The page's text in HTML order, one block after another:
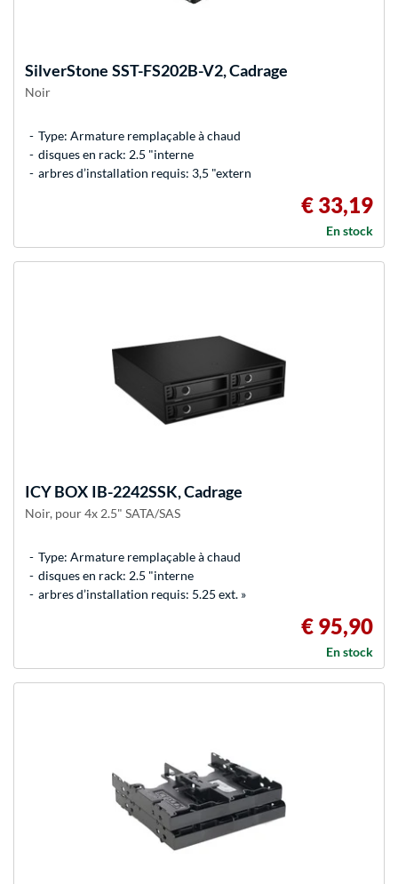
SilverStone SST-FS202B-V2, Cadrage
Noir
Type: Armature remplaçable à chaud
disques en rack: 2.5 "interne
arbres d’installation requis: 3,5 "extern
€ 33,19
En stock
ICY BOX IB-2242SSK, Cadrage
Noir, pour 4x 2.5" SATA/SAS
Type: Armature remplaçable à chaud
disques en rack: 2.5 "interne
arbres d’installation requis: 5.25 ext. »
€ 95,90
En stock